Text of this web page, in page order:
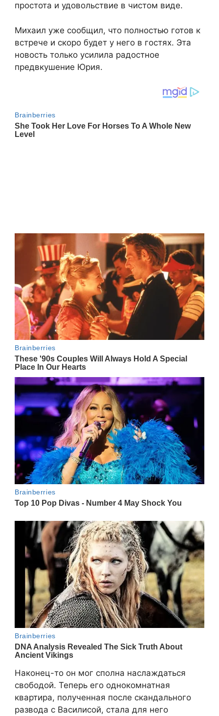
простота и удовольствие в чистом виде.
Михаил уже сообщил, что полностью готов к
встрече и скоро будет у него в гостях. Эта
новость только усилила радостное
предвкушение Юрия.
Наконец-то он мог сполна наслаждаться
свободой. Теперь его однокомнатная
квартира, полученная после скандального
развода с Василисой, стала для него